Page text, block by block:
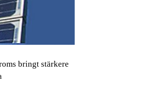
bringt stärkere